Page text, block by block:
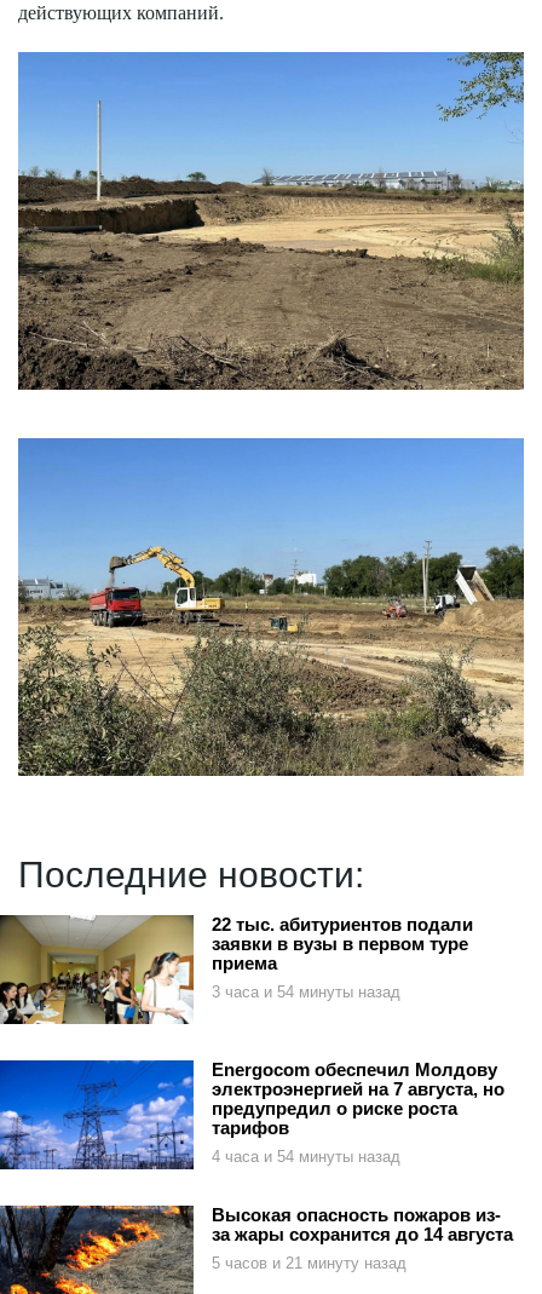
действующих компаний.
Последние новости:
22 тыс. абитуриентов подали
заявки в вузы в первом туре
приема
3 часа и 54 минуты назад
Energocom обеспечил Молдову
электроэнергией на 7 августа, но
предупредил о риске роста
тарифов
4 часа и 54 минуты назад
Высокая опасность пожаров из-
за жары сохранится до 14 августа
5 часов и 21 минуту назад